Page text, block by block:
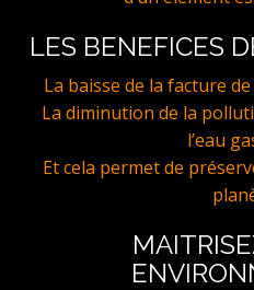
LES BENEFICES
La baisse de la facture
La diminution de la
l’eau
Et cela permet de